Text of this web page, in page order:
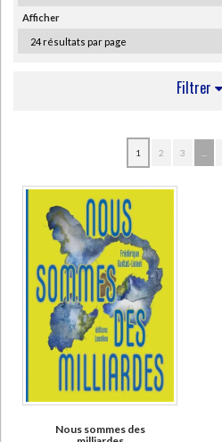
Histoire de France
Culture scientifique
Afficher
Filtrer
Dotoli, Giovanni (78)
Ancet, Jacques (53)
Volkovitch, Michel (49)
Rilke, Rainer Maria (48)
Tirvaudey, Robert (45)
Rougier, Vincent (44)
Tancelin, Philippe (44)
Lambersy, Werner (42)
SUPPORT
livre (17581)
1 2 3
Nous sommes des